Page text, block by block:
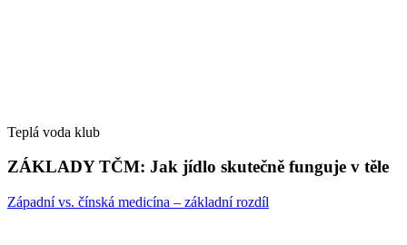
Teplá voda klub
ZÁKLADY TČM: Jak jídlo skutečně funguje v těle
Západní vs. čínská medicína – základní rozdíl